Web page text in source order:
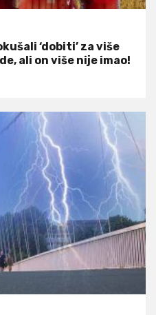
‘dobiti’ za više
ali on više nije imao!